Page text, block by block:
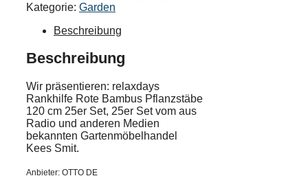
Kategorie: Garden
Beschreibung
Beschreibung
Wir präsentieren: relaxdays
Rankhilfe Rote Bambus Pflanzstäbe
120 cm 25er Set, 25er Set vom aus
Radio und anderen Medien
bekannten Gartenmöbelhandel
Kees Smit.
Anbieter: OTTO DE